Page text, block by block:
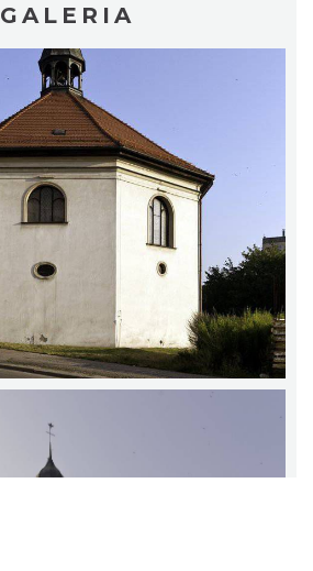
GALERIA